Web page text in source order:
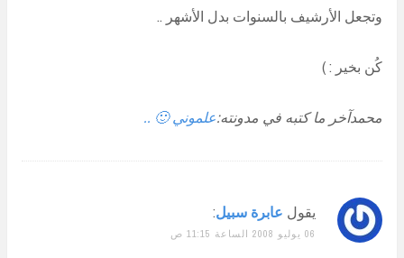
وتجعل الأرشيف بالسنوات بدل الأشهر ..
كُن بخير : )
محمدآخر ما كتبه في مدونته:علموني 🙂 ..
يقول عابرة سبيل:
06 يوليو 2008 الساعة 11:15 ص